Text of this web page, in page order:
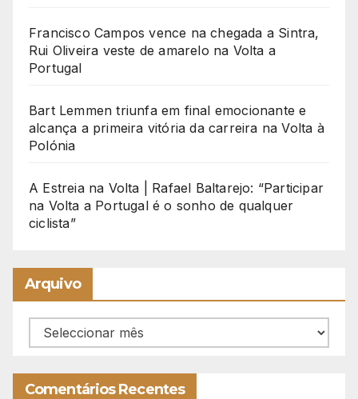
Francisco Campos vence na chegada a Sintra,
Rui Oliveira veste de amarelo na Volta a
Portugal
Bart Lemmen triunfa em final emocionante e
alcança a primeira vitória da carreira na Volta à
Polónia
A Estreia na Volta | Rafael Baltarejo: “Participar
na Volta a Portugal é o sonho de qualquer
ciclista”
Arquivo
Arquivo
Comentários Recentes